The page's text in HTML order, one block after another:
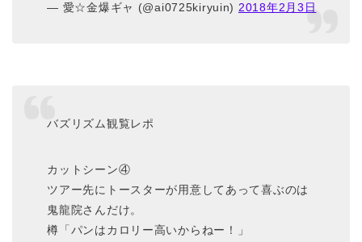
— 愛☆金爆ギャ (@ai0725kiryuin) 2018年2月3日
バズリズム観覧レポ
カットシーン④
ツアー先にトースターが用意してあって喜ぶのは
鬼龍院さんだけ。
樽「パンはカロリー高いからねー！」